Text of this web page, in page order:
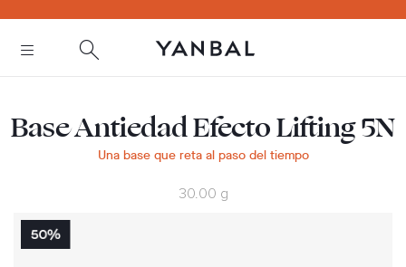
Base Antiedad Efecto Lifting 5N
Una base que reta al paso del tiempo
30.00 g